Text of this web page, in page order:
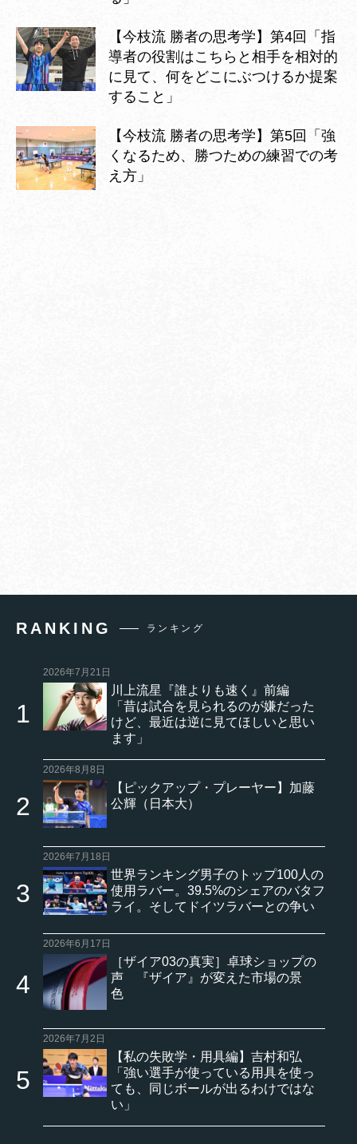
【今枝流 勝者の思考学】第4回「指
導者の役割はこちらと相手を相対的
に見て、何をどこにぶつけるか提案
すること」
【今枝流 勝者の思考学】第5回「強
くなるため、勝つための練習での考
え方」
RANKING ランキング
2026年7月21日
川上流星『誰よりも速く』前編
「昔は試合を見られるのが嫌だった
けど、最近は逆に見てほしいと思い
ます」
2026年8月8日
【ピックアップ・プレーヤー】加藤
公輝（日本大）
2026年7月18日
世界ランキング男子のトップ100人の
使用ラバー。39.5%のシェアのバタフ
ライ。そしてドイツラバーとの争い
2026年6月17日
［ザイア03の真実］卓球ショップの
声 『ザイア』が変えた市場の景
色
2026年7月2日
【私の失敗学・用具編】吉村和弘
「強い選手が使っている用具を使っ
ても、同じボールが出るわけではな
い」